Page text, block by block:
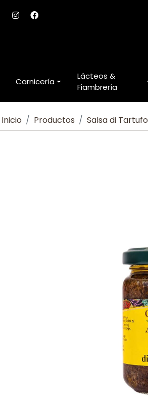
Carnicería
Lácteos &
Fiambrería
Inicio Productos Salsa di Tartufo